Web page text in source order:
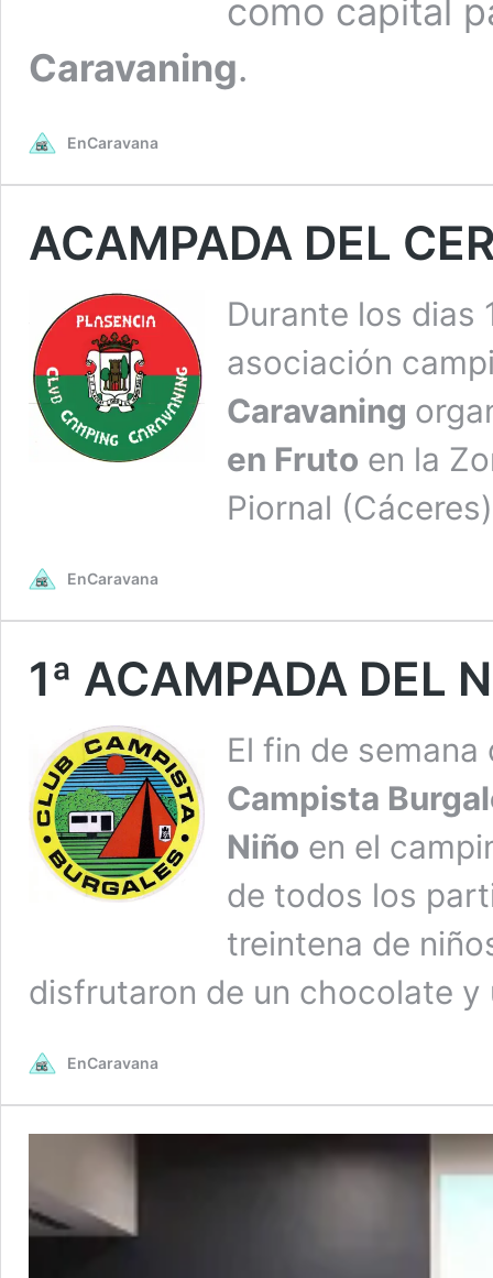
como capital
Caravaning.
EnCaravana
ACAMPADA DEL
Durante los dias
asociación
Caravaning
en Fruto en la
Piornal
EnCaravana
1ª ACAMPADA DEL
El fin de
Campista
Niño en el
de todos los
treintena de
disfrutaron de un chocolate
EnCaravana